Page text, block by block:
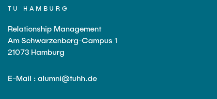
TU HAMBURG
Relationship Management
Am Schwarzenberg-Campus 1
21073 Hamburg
E-Mail : alumni@tuhh.de